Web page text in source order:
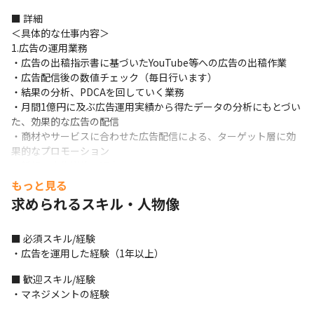
■ 詳細
＜具体的な仕事内容＞
1.広告の運用業務
・広告の出稿指示書に基づいたYouTube等への広告の出稿作業
・広告配信後の数値チェック（毎日行います）
・結果の分析、PDCAを回していく業務
・月間1億円に及ぶ広告運用実績から得たデータの分析にもとづい
た、効果的な広告の配信
・商材やサービスに合わせた広告配信による、ターゲット層に効
果的なプロモーション
2.社員育成
・既存社員に向けた、Web広告集客における基本的な考え方や具
の基本ノウハウを中心に行います）
・PDCAが数値改善につながった具体的な事例や経験を交えた教育
＜使用しているシステム、ツール＞
・数値管理は基本的に各広告媒体の管理画面から確認します
もっと見る
求められるスキル・人物像
■ 必須スキル/経験
・広告を運用した経験（1年以上）
■ 歓迎スキル/経験
・マネジメントの経験